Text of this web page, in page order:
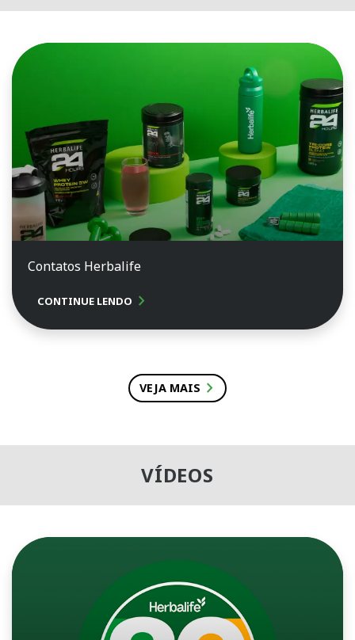
Contatos Herbalife
CONTINUE LENDO chevron_right
VEJA MAIS chevron_right
VÍDEOS